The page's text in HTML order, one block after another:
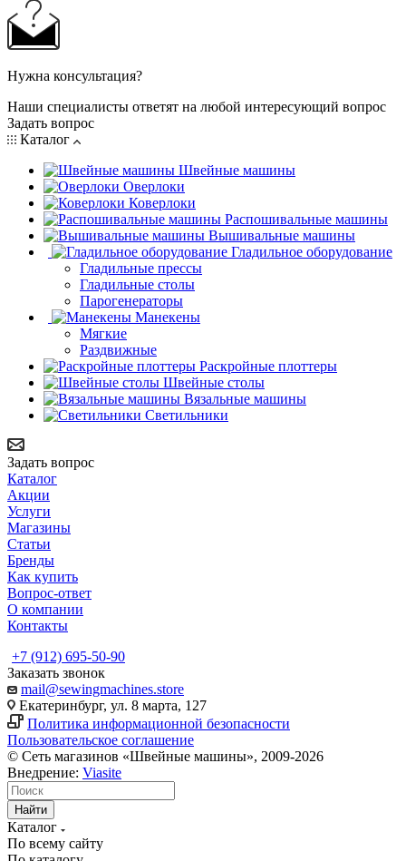
Нужна консультация?
Наши специалисты ответят на любой интересующий вопрос
Задать вопрос
Каталог
Швейные машины
Оверлоки
Коверлоки
Распошивальные машины
Вышивальные машины
Гладильное оборудование
Гладильные прессы
Гладильные столы
Парогенераторы
Манекены
Мягкие
Раздвижные
Раскройные плоттеры
Швейные столы
Вязальные машины
Светильники
Задать вопрос
Каталог
Акции
Услуги
Магазины
Статьи
Бренды
Как купить
Вопрос-ответ
О компании
Контакты
+7 (912) 695-50-90
Заказать звонок
mail@sewingmachines.store
Екатеринбург, ул. 8 марта, 127
Политика информационной безопасности
Пользовательское соглашение
© Сеть магазинов «Швейные машины», 2009-2026
Внедрение: Viasite
Найти
Каталог
По всему сайту